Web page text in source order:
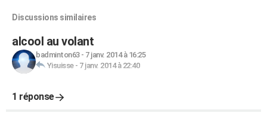
Discussions similaires
alcool au volant
badminton63- 7 janv. 2014 à 16:25
Yisuisse- 7 janv. 2014 à 22:40
1 réponse